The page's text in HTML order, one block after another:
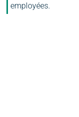
employées.